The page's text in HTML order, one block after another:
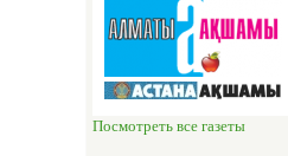
Посмотреть все газеты